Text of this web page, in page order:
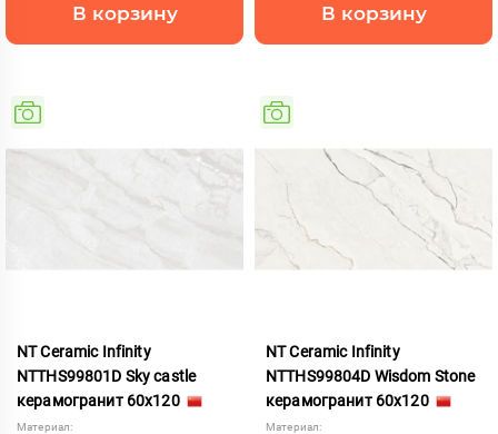
В корзину В корзину
NT Ceramic Infinity
NTTHS99801D Sky castle
керамогранит 60x120
Материал:
NT Ceramic Infinity
NTTHS99804D Wisdom Stone
керамогранит 60x120
Материал: